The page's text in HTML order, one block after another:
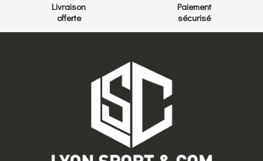
Livraison
offerte
Paiement
sécurisé